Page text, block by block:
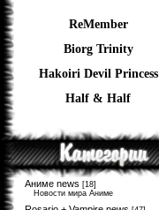
ReMember
Biorg Trinity
Hakoiri Devil Princess
Half & Half
Аниме news [18]
Новости мира Аниме